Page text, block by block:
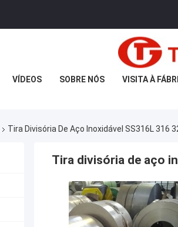
VÍDEOS SOBRE NÓS VISITA À
Tira Divisória De Aço Inoxidável SS316L 316
Tira divisória de aço